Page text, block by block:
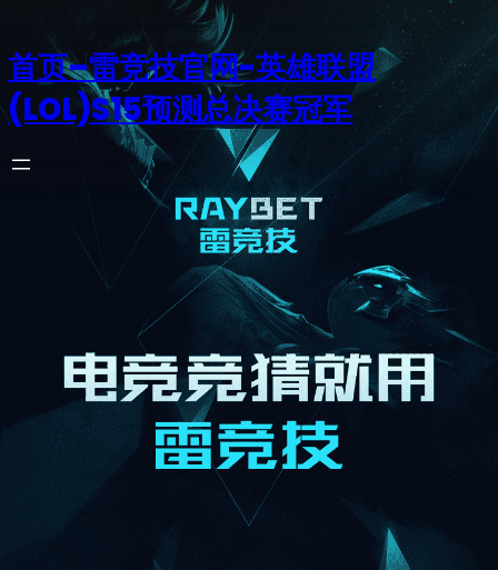
首页–雷竞技官网-英雄联盟
(LOL)S15预测总决赛冠军